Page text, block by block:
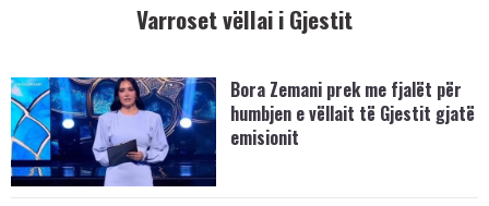
Varroset vëllai i Gjestit
Bora Zemani prek me fjalët për
humbjen e vëllait të Gjestit gjatë
emisionit